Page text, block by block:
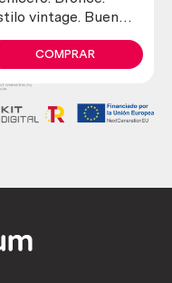
vintage. Buen
COMPRAR